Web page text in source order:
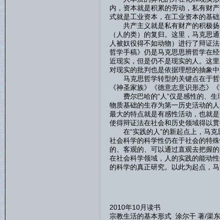
内，资本就是积累的劳动，私有财
式就是工业资本，在工业资本的基
共产主义就是私有财产的积极扬
（人的类）的复归。这里，马克思
人被奴役得不如动物）进行了辩证
哲学手稿》仍是马克思思辨哲学
近现实，但是仍不是现实的人。这
对现实的批判也是依据理想的抽象
马克思哲学转型的关键点在于哲
《神圣家族》《德意志意识形态》
费尔巴哈的“人”仅是感性的、生
物质基础的生存为第一历史活动的
最大的特点就是有感性活动，也就
使得辩证法在社会和历史领域得以
在“实践的人”的新起点上，马克
社会科学的科学性仍在于社会的特
的、客观的、可以通过直观去把握
在社会科学领域，人的实践的能动
的科学的真正研究。以此为起点，
2010年10月读书
宗教生活的基本形式 涂尔干 著/渠